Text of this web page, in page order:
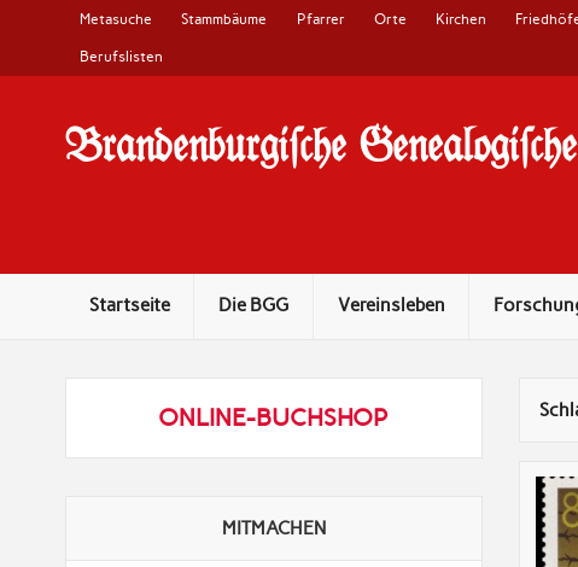
Metasuche Stammbäume Pfarrer Orte Kirchen
Berufslisten
Brandenburgi#che
Startseite Die BGG Vereinsleben
ONLINE-BUCHSHOP
MITMACHEN